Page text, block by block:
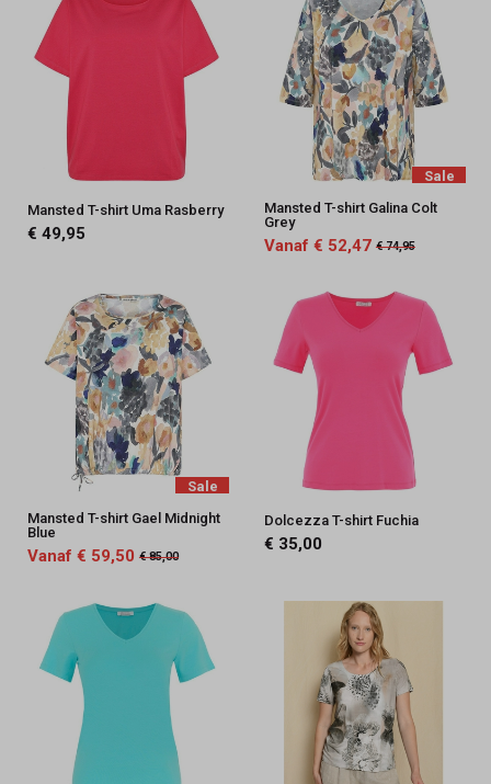
Mansted T-shirt Uma Rasberry
€ 49,95
Sale
Mansted T-shirt Galina Colt
Grey
Vanaf € 52,47 € 74,95
Sale
Mansted T-shirt Gael Midnight
Blue
Vanaf € 59,50 € 85,00
Dolcezza T-shirt Fuchia
€ 35,00